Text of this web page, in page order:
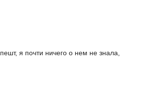
я почти ничего о нем не знала,